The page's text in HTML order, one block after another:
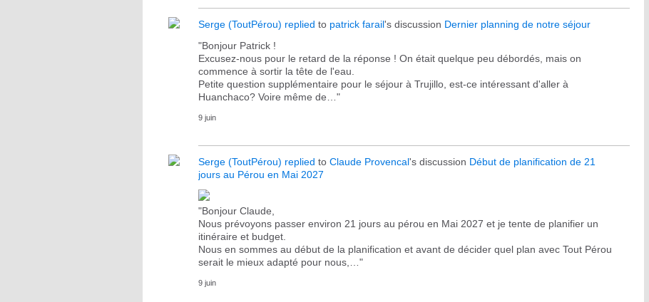
Serge (ToutPérou) replied to patrick farail's discussion Dernier planning de notre séjour
"Bonjour Patrick !
Excusez-nous pour le retard de la réponse ! On était quelque peu débordés, mais on
commence à sortir la tête de l'eau.
Petite question supplémentaire pour le séjour à Trujillo, est-ce intéressant d'aller à
Huanchaco? Voire même de…"
9 juin
Serge (ToutPérou) replied to Claude Provencal's discussion Début de planification de 21
jours au Pérou en Mai 2027
"Bonjour Claude,
Nous prévoyons passer environ 21 jours au pérou en Mai 2027 et je tente de planifier un
itinéraire et budget.
Nous en sommes au début de la planification et avant de décider quel plan avec Tout Pérou
serait le mieux adapté pour nous,…"
9 juin